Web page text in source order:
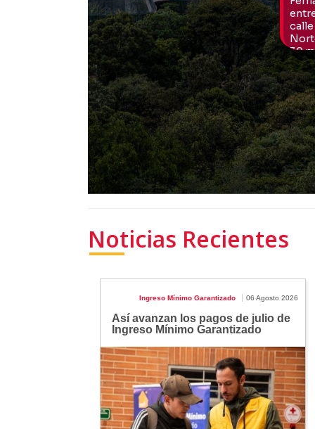
Noticias Recientes
Ingreso Mínimo Garantizado 06 Agosto 2026
Así avanzan los pagos de julio de
Ingreso Mínimo Garantizado